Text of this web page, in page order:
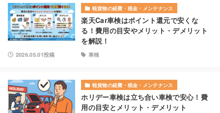
軽貨物の経費・税金・メンテナンス
楽天Car車検はポイント還元で安くな
る！費用の目安やメリット・デメリット
を解説！
2026.05.01投稿 車検
軽貨物の経費・税金・メンテナンス
ホリデー車検は立ち合い車検で安心！費
用の目安とメリット・デメリット